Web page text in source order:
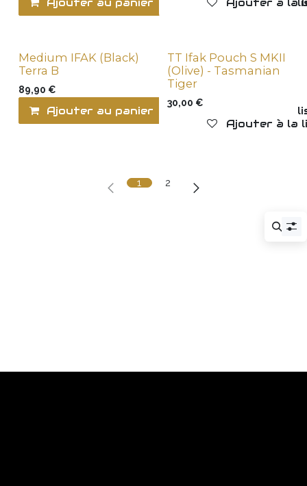
Medium IFAK (Black)
Terra B
89,90 €
Ajouter au panier Ajouter à la
TT Ifak Pouch S MKII
(Olive) - Tasmanian
Tiger
30,00 €
Ajouter à la
1 2